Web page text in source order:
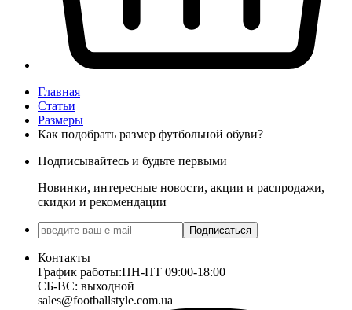
Главная
Статьи
Размеры
Как подобрать размер футбольной обуви?
Подписывайтесь и будьте первыми
Новинки, интересные новости, акции и распродажи,
скидки и рекомендации
Подписаться
Контакты
График работы:ПН-ПТ 09:00-18:00
СБ-ВС: выходной
sales@footballstyle.com.ua